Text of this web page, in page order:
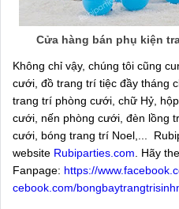
Cửa hàng bán phụ kiện
Không chỉ vậy, chúng tôi cũng
cưới, đồ trang trí tiệc đầy tháng
trang trí phòng cưới, chữ Hỷ,
cưới, nến phòng cưới, đèn lồng
cưới, bóng trang trí Noel,...
website Rubiparties.com . Hãy
Fanpage: https://
cebook.com/